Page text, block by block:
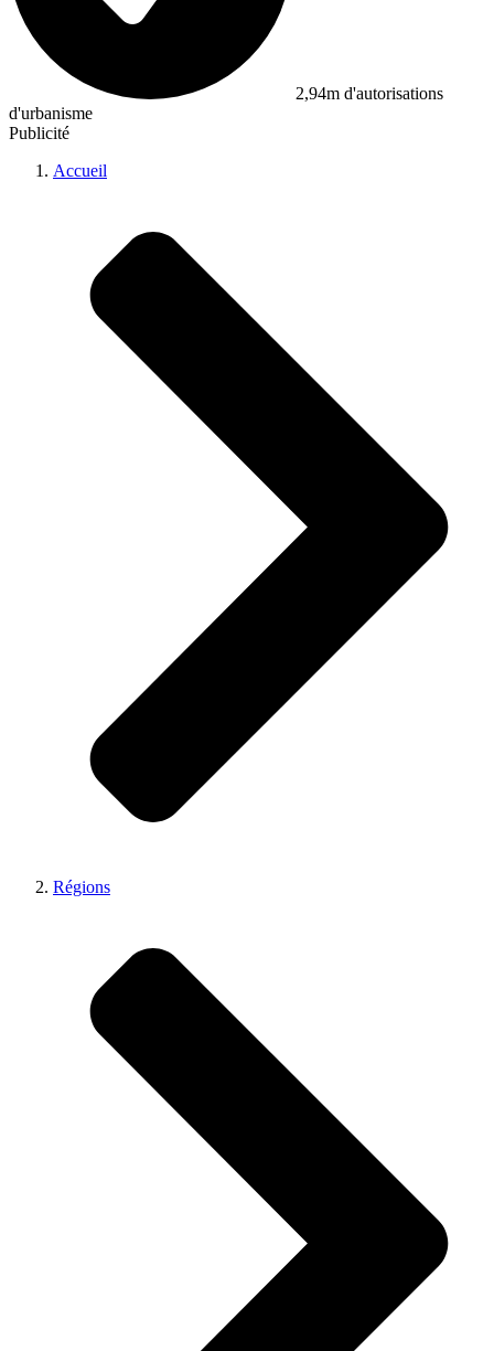
2,94m d'autorisations
d'urbanisme
Publicité
Accueil
Régions